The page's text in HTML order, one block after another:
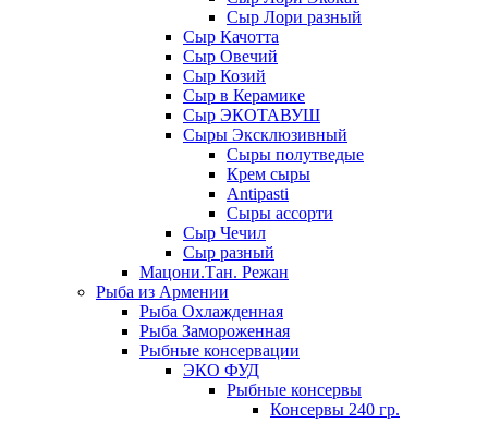
Сыр Лори разный
Сыр Качотта
Сыр Овечий
Сыр Козий
Сыр в Керамике
Сыр ЭКОТАВУШ
Сыры Эксклюзивный
Сыры полутведые
Крем сыры
Antipasti
Сыры ассорти
Сыр Чечил
Сыр разный
Мацони.Тан. Режан
Рыба из Армении
Рыба Охлажденная
Рыба Замороженная
Рыбные консервации
ЭКО ФУД
Рыбные консервы
Консервы 240 гр.